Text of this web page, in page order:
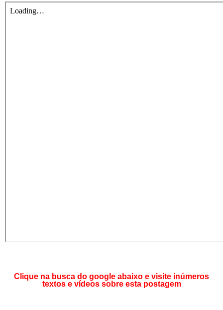
Clique na busca do google abaixo e visite inúmeros
textos e vídeos sobre esta postagem